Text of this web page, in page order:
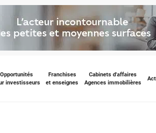
Opportunités
investisseurs
Franchises
et enseignes
Cabinets d'affaires
Agences immobilières